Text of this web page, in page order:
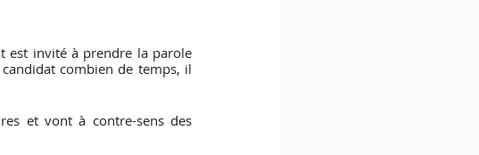
est invité à prendre la parole
combien de temps, il
et vont à contre-sens des